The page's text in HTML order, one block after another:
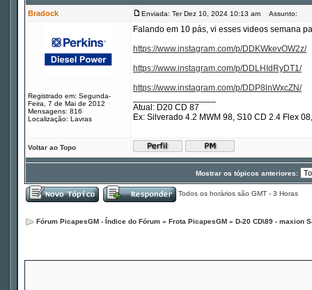
Bradock Enviada: Ter Dez 10, 2024 10:13 am Assunto:
Registrado em: Segunda-
Feira, 7 de Mai de 2012
Mensagens: 816
Localização: Lavras
Falando em 10 pás, vi esses videos semana
https://www.instagram.com/p/DDKWkevOW2z/
https://www.instagram.com/p/DDLHIdRyDT1/
https://www.instagram.com/p/DDP8lnWxcZN/
Atual: D20 CD 87
Ex: Silverado 4.2 MWM 98, S10 CD 2.4 Flex
Voltar ao Topo
Mostrar os tópicos anteriores:
Todos os horários são GMT - 3 Horas
Fórum PicapesGM - Índice do Fórum » Frota PicapesGM » D-20 CD\89 - maxion